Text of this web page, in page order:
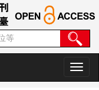
切
换